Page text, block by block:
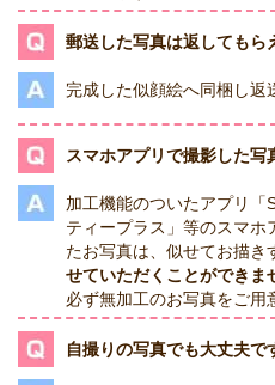
郵送した写真は返してもら
完成した似顔絵へ同梱し返
スマホアプリで撮影した写
加工機能のついたアプリ「
ティープラス」等のスマホ
たお写真は、似せてお描き
せていただくことができま
必ず無加工のお写真をご用
自撮りの写真でも大丈夫で